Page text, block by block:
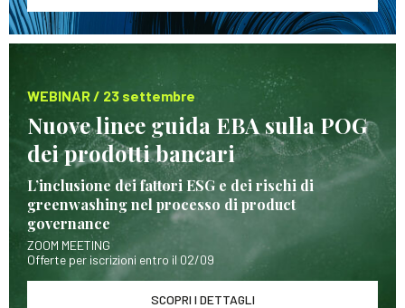
WEBINAR / 23 settembre
Nuove linee guida EBA sulla POG
dei prodotti bancari
L’inclusione dei fattori ESG e dei rischi di
greenwashing nel processo di product
governance
ZOOM MEETING
Offerte per iscrizioni entro il 02/09
SCOPRI I DETTAGLI